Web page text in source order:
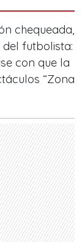
chequeada,
futbolista:
con que la
“Zona